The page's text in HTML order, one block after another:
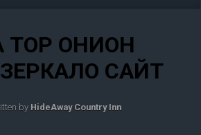
ТОР ОНИОН
САЙТ
by HideAway Country Inn